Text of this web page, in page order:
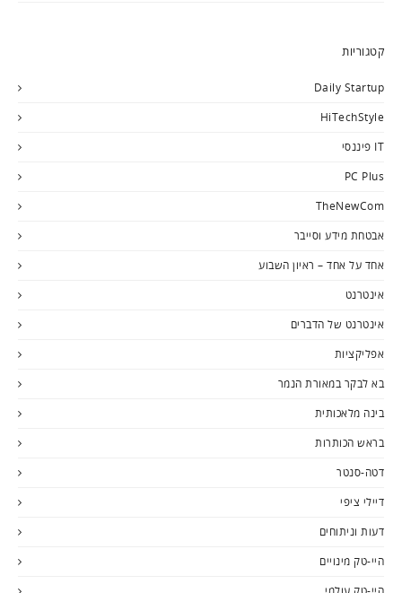
קטגוריות
Daily Startup
HiTechStyle
IT פיננסי
PC Plus
TheNewCom
אבטחת מידע וסייבר
אחד על אחד – ראיון השבוע
אינטרנט
אינטרנט של הדברים
אפליקציות
בא לבקר במאורת הנמר
בינה מלאכותית
בראש הכותרות
דטה-סנטר
דיילי ציפי
דעות וניתוחים
היי-טק מינויים